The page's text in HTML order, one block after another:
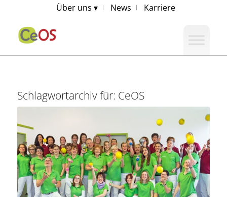
Über uns ▾ News Karriere
Schlagwortarchiv für: CeOS